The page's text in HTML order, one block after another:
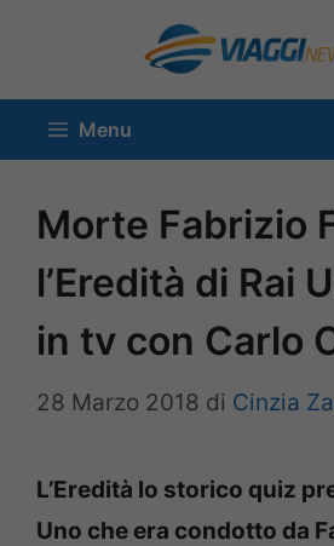
contenuto
Menu
Morte Fabrizio
l’Eredità di Rai
in tv con Carlo
28 Marzo 2018 di Cinzia
L’Eredità lo storico quiz
Uno che era condotto da